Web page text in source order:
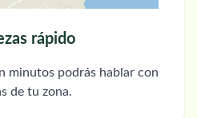
rápido
minutos podrás hablar con
de tu zona.